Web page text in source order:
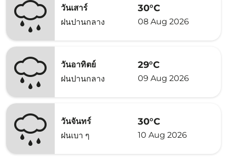
วันเสาร์
ฝนปานกลาง
30°C
08 Aug 2026
วันอาทิตย์
ฝนปานกลาง
29°C
09 Aug 2026
วันจันทร์
ฝนเบา ๆ
30°C
10 Aug 2026